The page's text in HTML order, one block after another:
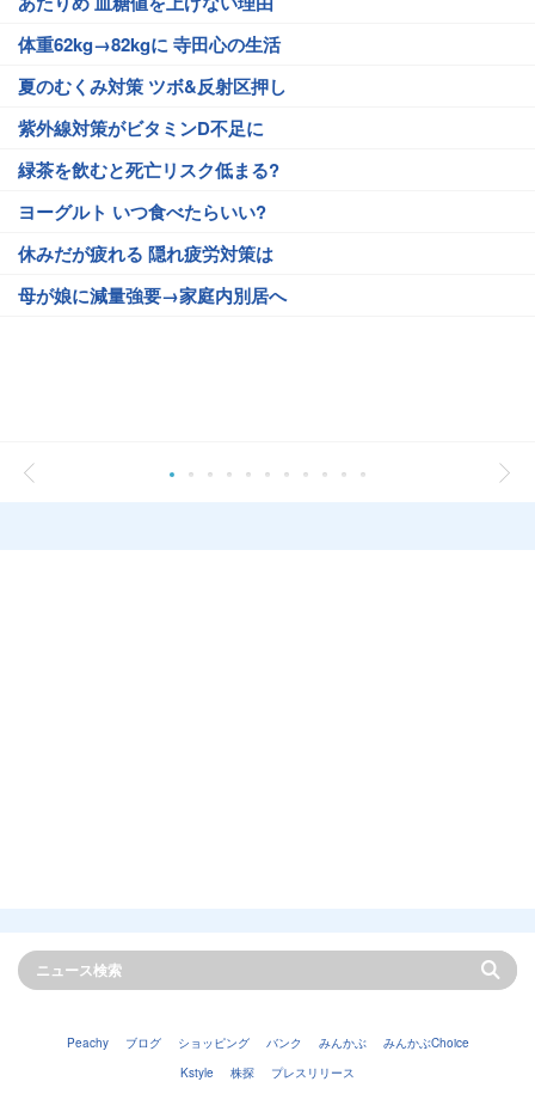
体重62kg→82kgに 寺田心の生活
夏のむくみ対策 ツボ&反射区押し
紫外線対策がビタミンD不足に
緑茶を飲むと死亡リスク低まる?
ヨーグルト いつ食べたらいい?
休みだが疲れる 隠れ疲労対策は
母が娘に減量強要→家庭内別居へ
Peachy ブログ ショッピング バンク みんかぶ
みんかぶChoice
Kstyle
株探 プレスリリース